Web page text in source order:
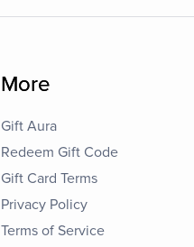
More
Gift Aura
Redeem Gift Code
Gift Card Terms
Privacy Policy
Terms of Service